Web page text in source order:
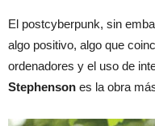
El postcyberpunk, sin
algo positivo, algo que
ordenadores y el uso de
Stephenson es la obra